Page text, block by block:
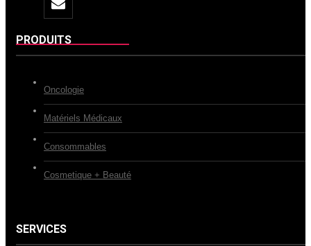
PRODUITS
Oncologie
Matériels Médicaux
Consommables
Cosmetique + Beauté
SERVICES